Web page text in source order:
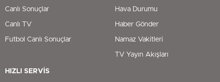
Canlı Sonuçlar
Canlı TV
Futbol Canlı Sonuçlar
Hava Durumu
Haber Gönder
Namaz Vakitleri
TV Yayın Akışları
HIZLI SERVİS